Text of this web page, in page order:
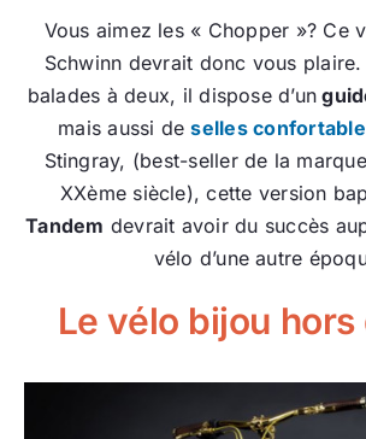
Vous aimez les « Chopper »? Ce
Schwinn devrait donc vous
balades à deux, il dispose d’un
mais aussi deselles
Stingray, (best-seller de la
XXème siècle), cette version
Tandem devrait avoir du succès
vélo d’une autre
Le vélo bijou